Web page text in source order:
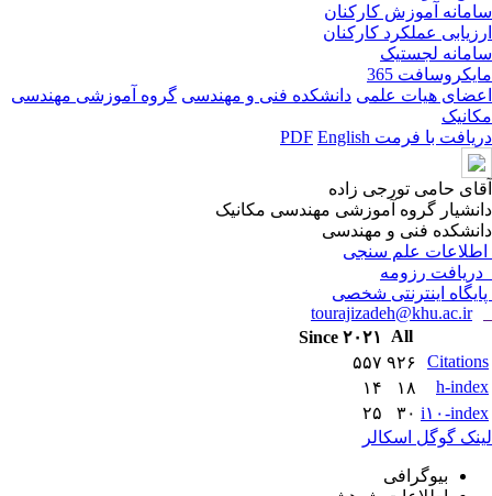
و مهندسی گروه آموزشی مهندسی